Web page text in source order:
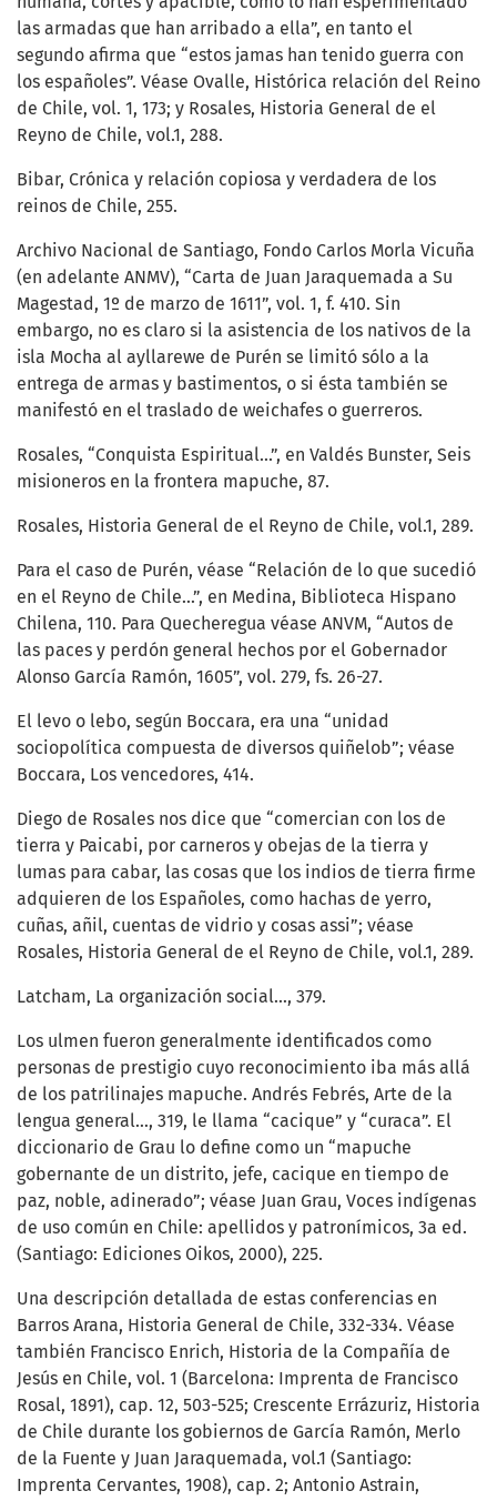
las armadas que han arribado a ella”, en tanto el
segundo afirma que “estos jamas han tenido guerra con
los españoles”. Véase Ovalle, Histórica relación del Reino
de Chile, vol. 1, 173; y Rosales, Historia General de el
Reyno de Chile, vol.1, 288.
Bibar, Crónica y relación copiosa y verdadera de los
reinos de Chile, 255.
Archivo Nacional de Santiago, Fondo Carlos Morla Vicuña
(en adelante ANMV), “Carta de Juan Jaraquemada a Su
Magestad, 1º de marzo de 1611”, vol. 1, f. 410. Sin
embargo, no es claro si la asistencia de los nativos de la
isla Mocha al ayllarewe de Purén se limitó sólo a la
entrega de armas y bastimentos, o si ésta también se
manifestó en el traslado de weichafes o guerreros.
Rosales, “Conquista Espiritual...”, en Valdés Bunster, Seis
misioneros en la frontera mapuche, 87.
Rosales, Historia General de el Reyno de Chile, vol.1, 289.
Para el caso de Purén, véase “Relación de lo que sucedió
en el Reyno de Chile...”, en Medina, Biblioteca Hispano
Chilena, 110. Para Quecheregua véase ANVM, “Autos de
las paces y perdón general hechos por el Gobernador
Alonso García Ramón, 1605”, vol. 279, fs. 26-27.
El levo o lebo, según Boccara, era una “unidad
sociopolítica compuesta de diversos quiñelob”; véase
Boccara, Los vencedores, 414.
Diego de Rosales nos dice que “comercian con los de
tierra y Paicabi, por carneros y obejas de la tierra y
lumas para cabar, las cosas que los indios de tierra firme
adquieren de los Españoles, como hachas de yerro,
cuñas, añil, cuentas de vidrio y cosas assi”; véase
Rosales, Historia General de el Reyno de Chile, vol.1, 289.
Latcham, La organización social…, 379.
Los ulmen fueron generalmente identificados como
personas de prestigio cuyo reconocimiento iba más allá
de los patrilinajes mapuche. Andrés Febrés, Arte de la
lengua general…, 319, le llama “cacique” y “curaca”. El
diccionario de Grau lo define como un “mapuche
gobernante de un distrito, jefe, cacique en tiempo de
paz, noble, adinerado”; véase Juan Grau, Voces indígenas
de uso común en Chile: apellidos y patronímicos, 3a ed.
(Santiago: Ediciones Oikos, 2000), 225.
Una descripción detallada de estas conferencias en
Barros Arana, Historia General de Chile, 332-334. Véase
también Francisco Enrich, Historia de la Compañía de
Jesús en Chile, vol. 1 (Barcelona: Imprenta de Francisco
Rosal, 1891), cap. 12, 503-525; Crescente Errázuriz, Historia
de Chile durante los gobiernos de García Ramón, Merlo
de la Fuente y Juan Jaraquemada, vol.1 (Santiago:
Imprenta Cervantes, 1908), cap. 2; Antonio Astrain,